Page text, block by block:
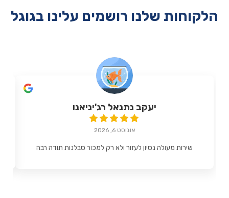
הלקוחות שלנו רושמים עלינו בגוגל
יעקב נתנאל רג'יניאנו
אוגוסט 6, 2026
שירות מעולה נסיון לעזור ולא רק למכור סבלנות תודה רבה